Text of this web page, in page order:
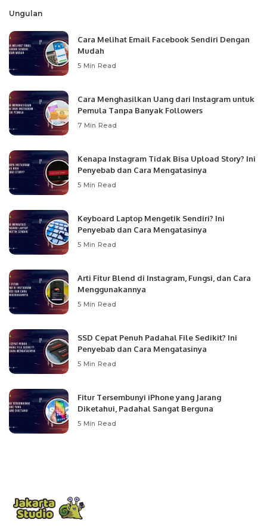
Ungulan
Cara Melihat Email Facebook Sendiri Dengan
Mudah
5 Min Read
Cara Menghasilkan Uang dari Instagram untuk
Pemula Tanpa Banyak Followers
7 Min Read
Kenapa Instagram Tidak Bisa Upload Story? Ini
Penyebab dan Cara Mengatasinya
5 Min Read
Keyboard Laptop Mengetik Sendiri? Ini
Penyebab dan Cara Mengatasinya
5 Min Read
Arti Fitur Blend di Instagram, Fungsi, dan Cara
Menggunakannya
5 Min Read
SSD Cepat Penuh Padahal File Sedikit? Ini
Penyebab dan Cara Mengatasinya
5 Min Read
Fitur Tersembunyi iPhone yang Jarang
Diketahui, Padahal Sangat Berguna
5 Min Read